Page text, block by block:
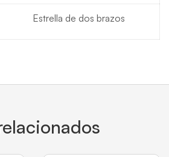
Estrella de dos brazos